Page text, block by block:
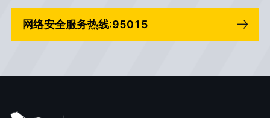
网络安全服务热线:95015